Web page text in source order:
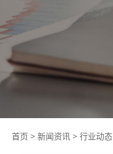
首页 > 新闻资讯 > 行业动态